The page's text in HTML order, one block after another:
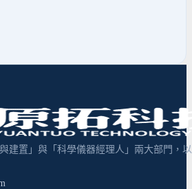
建置」與「科學儀器經理人」兩大部門，